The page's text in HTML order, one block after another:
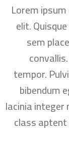
Lorem
elit.
sem
tempor.
bibendum
lacinia integer
class